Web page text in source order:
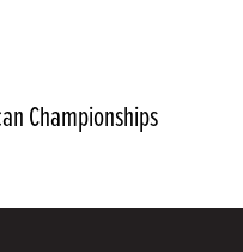
Championships